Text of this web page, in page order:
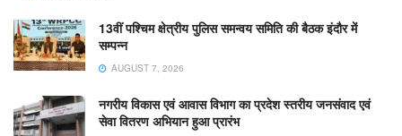
13वीं पश्चिम क्षेत्रीय पुलिस समन्वय समिति की बैठक इंदौर में
सम्पन्न
AUGUST 7, 2026
नगरीय विकास एवं आवास विभाग का प्रदेश स्तरीय जनसंवाद एवं
सेवा वितरण अभियान हुआ प्रारंभ